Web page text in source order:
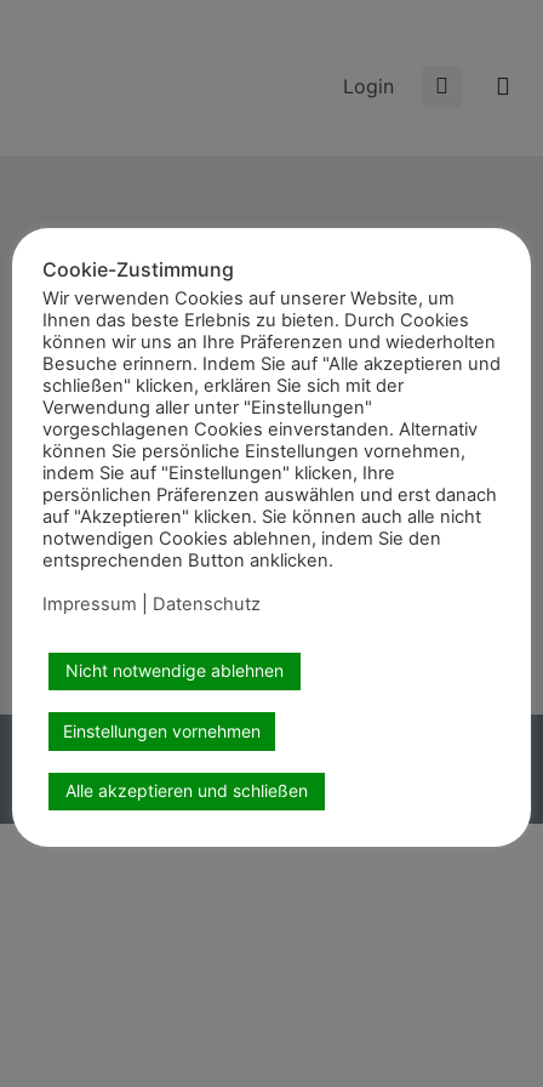
Login
Start
News
Themen
Termine
8er-Team
Abonnement
Kontakt
Wir sind auch auf
Copyright PEMAG 2026 – Alle Rechte vorbehalten.
Impressum | Datenschutz
Cookie-Zustimmung
Wir verwenden Cookies auf unserer Website, um
Ihnen das beste Erlebnis zu bieten. Durch Cookies
können wir uns an Ihre Präferenzen und wiederholten
Besuche erinnern. Indem Sie auf "Alle akzeptieren und
schließen" klicken, erklären Sie sich mit der
Verwendung aller unter "Einstellungen"
vorgeschlagenen Cookies einverstanden. Alternativ
können Sie persönliche Einstellungen vornehmen,
indem Sie auf "Einstellungen" klicken, Ihre
persönlichen Präferenzen auswählen und erst danach
auf "Akzeptieren" klicken. Sie können auch alle nicht
notwendigen Cookies ablehnen, indem Sie den
entsprechenden Button anklicken.
Impressum
Datenschutz
Nicht notwendige ablehnen
Einstellungen vornehmen
Alle akzeptieren und schließen